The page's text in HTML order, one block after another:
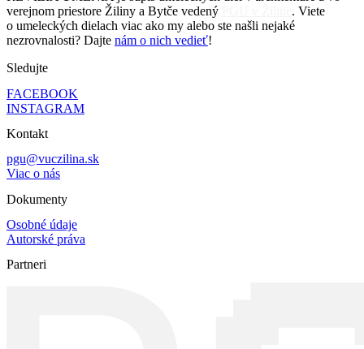
verejnom priestore Žiliny a Bytče vedený
. Viete
o umeleckých dielach viac ako my alebo ste našli nejaké
nezrovnalosti? Dajte nám o nich vedieť!
Sledujte
FACEBOOK
INSTAGRAM
Kontakt
pgu@vuczilina.sk
Viac o nás
Dokumenty
Osobné údaje
Autorské práva
Partneri